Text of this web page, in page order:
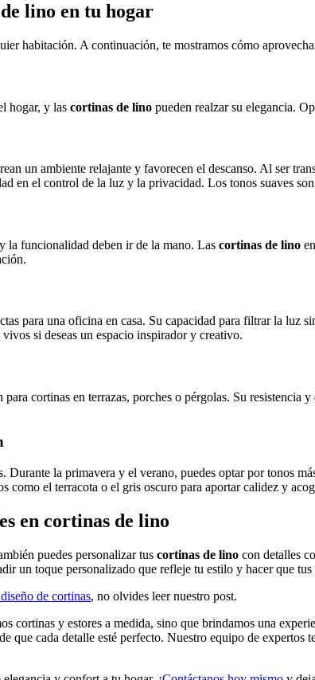
lino en tu hogar
habitación. A continuación, te mostramos cómo
hogar, y las cortinas de lino pueden realzar su elegancia.
un ambiente relajante y favorecen el descanso. Al ser
en el control de la luz y la privacidad. Los tonos suaves
la funcionalidad deben ir de la mano. Las cortinas de lino
para una oficina en casa. Su capacidad para filtrar la luz
si deseas un espacio inspirador y creativo.
cortinas en terrazas, porches o pérgolas. Su
Durante la primavera y el verano, puedes optar por tonos
como el terracota o el gris oscuro para aportar calidez y
en cortinas de lino
puedes personalizar tus cortinas de lino con detalles
un toque personalizado que refleje tu estilo y hacer que
de cortinas, no olvides leer nuestro post.
cortinas y estores a medida, sino que brindamos una
que cada detalle esté perfecto. Nuestro equipo de